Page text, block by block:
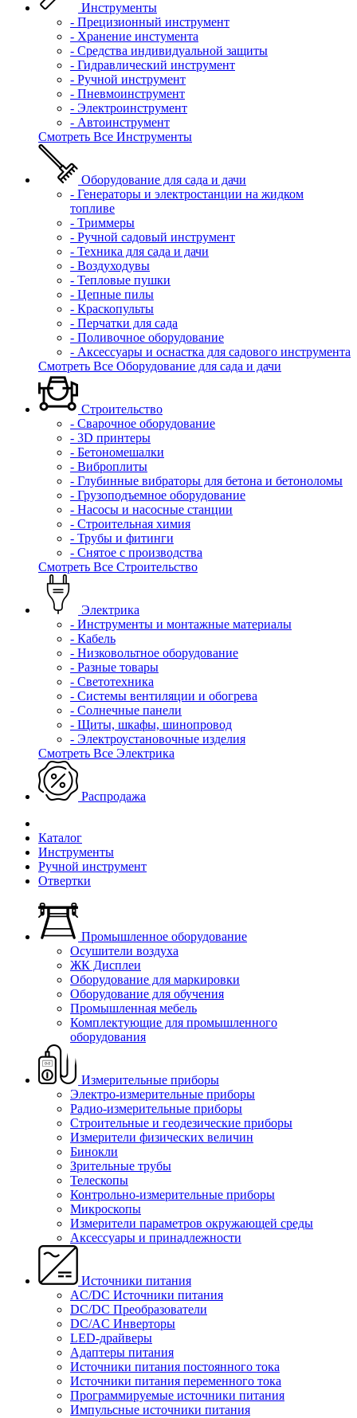
Инструменты
- Прецизионный инструмент
- Хранение инстумента
- Средства индивидуальной защиты
- Гидравлический инструмент
- Ручной инструмент
- Пневмоинструмент
- Электроинструмент
- Автоинструмент
Смотреть Все Инструменты
Оборудование для сада и дачи
- Генераторы и электростанции на жидком
топливе
- Триммеры
- Ручной садовый инструмент
- Техника для сада и дачи
- Воздуходувы
- Тепловые пушки
- Цепные пилы
- Краскопульты
- Перчатки для сада
- Поливочное оборудование
- Аксессуары и оснастка для садового инструмента
Смотреть Все Оборудование для сада и дачи
Строительство
- Сварочное оборудование
- 3D принтеры
- Бетономешалки
- Виброплиты
- Глубинные вибраторы для бетона и бетоноломы
- Грузоподъемное оборудование
- Насосы и насосные станции
- Строительная химия
- Трубы и фитинги
- Снятое с производства
Смотреть Все Строительство
Электрика
- Инструменты и монтажные материалы
- Кабель
- Низковольтное оборудование
- Разные товары
- Светотехника
- Системы вентиляции и обогрева
- Солнечные панели
- Щиты, шкафы, шинопровод
- Электроустановочные изделия
Смотреть Все Электрика
Распродажа
Каталог
Инструменты
Ручной инструмент
Отвертки
Промышленное оборудование
Осушители воздуха
ЖК Дисплеи
Оборудование для маркировки
Оборудование для обучения
Промышленная мебель
Комплектующие для промышленного
оборудования
Измерительные приборы
Электро-измерительные приборы
Радио-измерительные приборы
Строительные и геодезические приборы
Измерители физических величин
Бинокли
Зрительные трубы
Телескопы
Контрольно-измерительные приборы
Микроскопы
Измерители параметров окружающей среды
Аксессуары и принадлежности
Источники питания
AC/DC Источники питания
DC/DC Преобразователи
DC/AC Инверторы
LED-драйверы
Адаптеры питания
Источники питания постоянного тока
Источники питания переменного тока
Программируемые источники питания
Импульсные источники питания